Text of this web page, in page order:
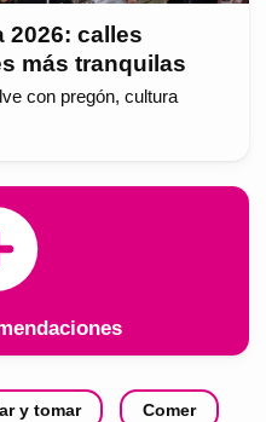
2026: calles
más tranquilas
con pregón, cultura
y tomar Comer